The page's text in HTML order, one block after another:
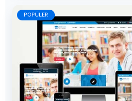
POPÜLER